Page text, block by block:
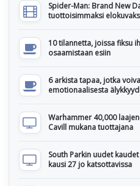
Spider-Man: Brand New
tuottoisimmaksi
10 tilannetta, joissa fiksu
osaamistaan esiin
6 arkista tapaa, jotka
emotionaalisesta
Warhammer 40,000
Cavill mukana tuottajana
South Parkin uudet
kausi 27 jo katsottavissa